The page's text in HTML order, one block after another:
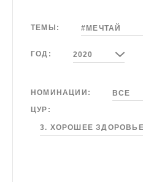
ТЕМЫ: #МЕЧТАЙ
ГОД: 2020
НОМИНАЦИИ:
ВСЕ
ЦУР:
3. ХОРОШЕЕ